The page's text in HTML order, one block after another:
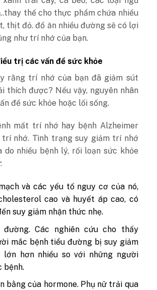
thế cho thực phẩm chứa nhiều
thịt đỏ. đồ ăn nhiều đường sẽ có lợi
như trí nhớ của bạn.
trị các vấn đề sức khỏe
rằng trí nhớ của bạn đã giảm sút
thích được? Nếu vậy, nguyên nhân
đề sức khỏe hoặc lối sống.
mất trí nhớ hay bệnh Alzheimer
nhớ. Tình trạng suy giảm trí nhớ
do nhiều bệnh lý, rối loạn sức khỏe
và các yếu tố nguy cơ của nó,
cao và huyết áp cao, có
suy giảm nhận thức nhẹ.
đường. Các nghiên cứu cho thấy
mắc bệnh tiểu đường bị suy giảm
lớn hơn nhiều so với những người
bệnh.
bằng của hormone. Phụ nữ trải qua